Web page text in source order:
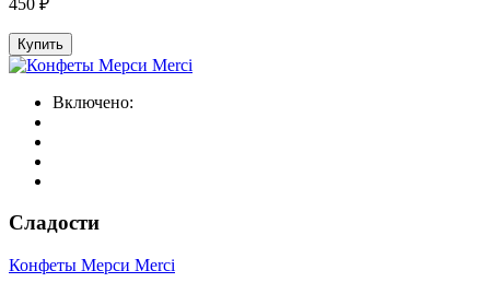
Купить
Включено:
Сладости
Конфеты Мерси Merci